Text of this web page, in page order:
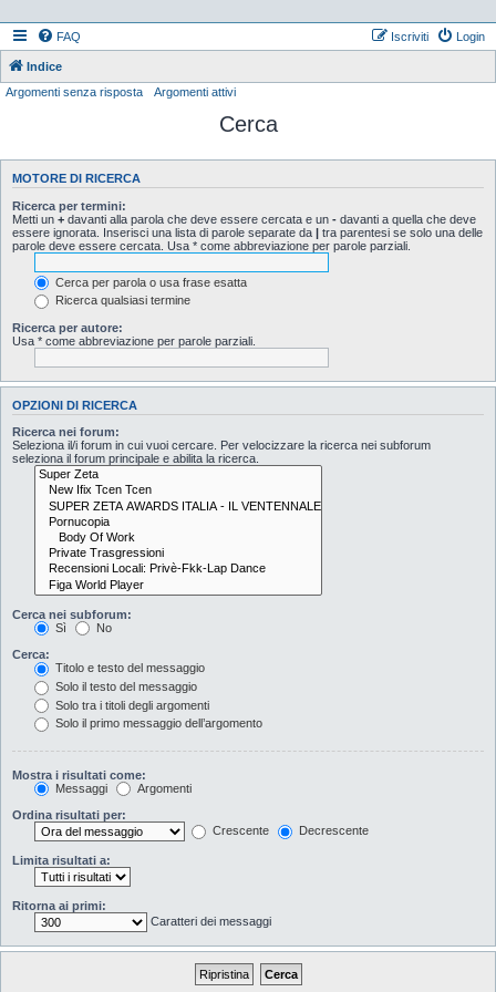
FAQ Login
Iscriviti
Indice
Argomenti senza risposta
Argomenti attivi
Cerca
MOTORE DI RICERCA
Ricerca per termini:
Metti un + davanti alla parola che deve essere cercata e un - davanti a quella che deve
essere ignorata. Inserisci una lista di parole separate da | tra parentesi se solo una delle
parole deve essere cercata. Usa * come abbreviazione per parole parziali.
Cerca per parola o usa frase esatta
Ricerca qualsiasi termine
Ricerca per autore:
Usa * come abbreviazione per parole parziali.
OPZIONI DI RICERCA
Ricerca nei forum:
Seleziona il/i forum in cui vuoi cercare. Per velocizzare la ricerca nei subforum
seleziona il forum principale e abilita la ricerca.
Cerca nei subforum:
Sì
No
Cerca:
Titolo e testo del messaggio
Solo il testo del messaggio
Solo tra i titoli degli argomenti
Solo il primo messaggio dell’argomento
Mostra i risultati come:
Messaggi
Argomenti
Ordina risultati per:
Crescente
Decrescente
Limita risultati a:
Ritorna ai primi:
Caratteri dei messaggi